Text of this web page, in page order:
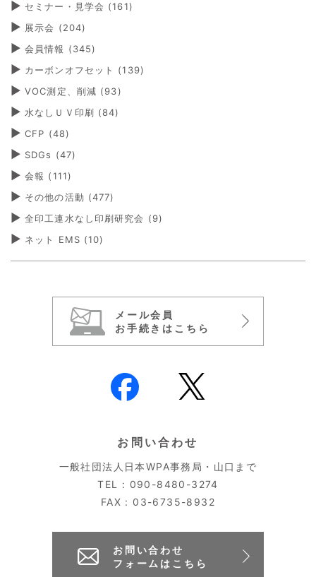
セミナー・見学会 (161)
展示会 (204)
会員情報 (345)
カーボンオフセット
(139)
VOC測定、削減 (93)
水なしＵＶ印刷 (84)
CFP (48)
SDGs (47)
会報 (111)
その他の活動 (477)
全印工連水なし印刷研究会 (9)
ネット EMS (10)
メール会員
お手続きはこちら
お問い合わせ
一般社団法人日本WPA事務局・山口まで
TEL : 090-8480-3274
FAX : 03-6735-8932
お問い合わせ
フォームはこちら